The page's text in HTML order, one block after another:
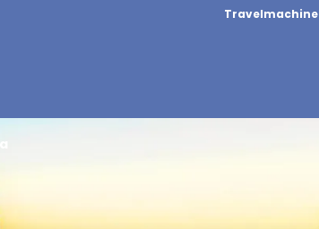
Travelmachine